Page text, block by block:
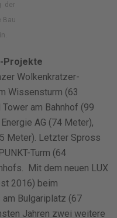
der
Bau
Projekte
Wolkenkratzer-
Wissensturm (63
am Bahnhof (99
AG (74 Meter),
Meter). Letzter Spross
Turm (64
Mit dem neuen LUX
2016) beim
am Bulgariplatz (67
Jahren zwei weitere